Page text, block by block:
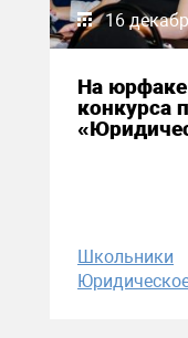
16
На
конкурса
Школьники